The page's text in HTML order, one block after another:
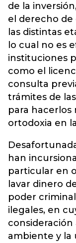
de la
el derecho de
las distintas
lo cual no es
instituciones
como el
consulta
trámites de
para hacerlos
ortodoxia en
han
particular en
lavar dinero
poder
ilegales, en
ambiente y la